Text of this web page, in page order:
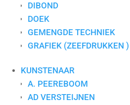
DIBOND
DOEK
GEMENGDE TECHNIEK
GRAFIEK (ZEEFDRUKKEN )
KUNSTENAAR
A. PEEREBOOM
AD VERSTEIJNEN